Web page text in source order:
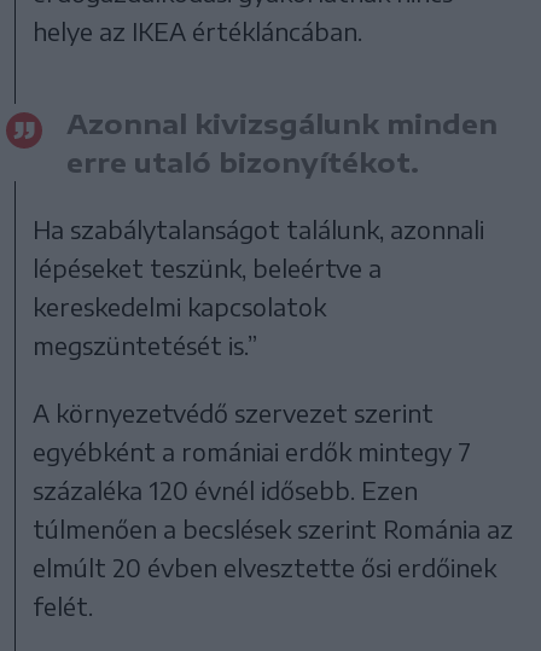
helye az IKEA értékláncában.
Azonnal kivizsgálunk minden
erre utaló bizonyítékot.
Ha szabálytalanságot találunk, azonnali
lépéseket teszünk, beleértve a
kereskedelmi kapcsolatok
megszüntetését is.”
A környezetvédő szervezet szerint
egyébként a romániai erdők mintegy 7
százaléka 120 évnél idősebb. Ezen
túlmenően a becslések szerint Románia az
elmúlt 20 évben elvesztette ősi erdőinek
felét.